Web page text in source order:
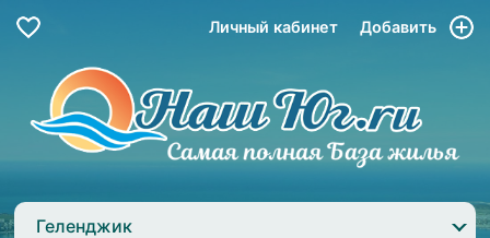
Личный кабинет Добавить
Геленджик